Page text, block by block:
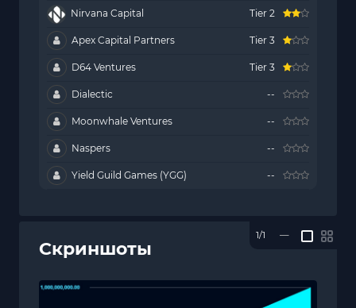
Nirvana Capital Tier 2
Apex Capital Partners Tier 3
D64 Ventures Tier 3
Dialectic --
Moonwhale Ventures --
Naspers --
Yield Guild Games (YGG) --
Скриншоты
1/1 —